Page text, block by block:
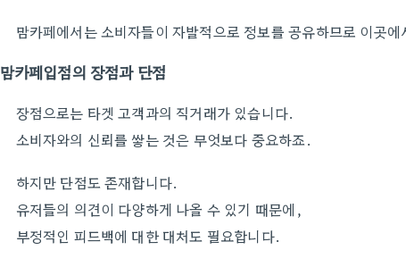
맘카페에서는 소비자들이 자발적으로 정보를 공유하므로 이곳
맘카페입점의 장점과 단점
장점으로는 타겟 고객과의 직거래가 있습니다.
소비자와의 신뢰를 쌓는 것은 무엇보다 중요하죠.
하지만 단점도 존재합니다.
유저들의 의견이 다양하게 나올 수 있기 때문에,
부정적인 피드백에 대한 대처도 필요합니다.